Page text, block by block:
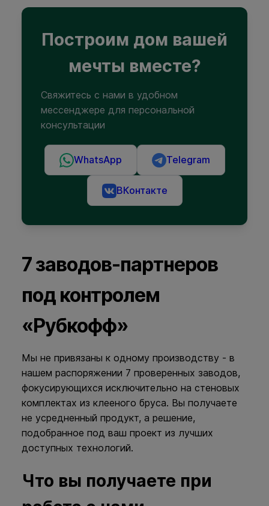
Построим дом вашей
мечты вместе?
Свяжитесь с нами в удобном
мессенджере для персональной
консультации
WhatsApp Telegram
ВКонтакте
7 заводов-партнеров
под контролем
«Рубкофф»
Мы не привязаны к одному производству - в
нашем распоряжении 7 проверенных заводов,
фокусирующихся исключительно на стеновых
комплектах из клееного бруса. Вы получаете
не усредненный продукт, а решение,
подобранное под ваш проект из лучших
доступных технологий.
Что вы получаете при